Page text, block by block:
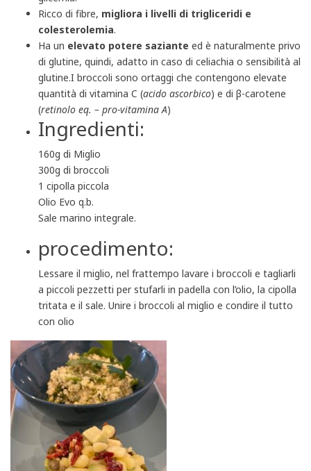
Ricco di fibre, migliora i livelli di trigliceridi e
colesterolemia.
Ha un elevato potere saziante ed è naturalmente privo
di glutine, quindi, adatto in caso di celiachia o sensibilità al
glutine.I broccoli sono ortaggi che contengono elevate
quantità di vitamina C (acido ascorbico) e di β-carotene
(retinolo eq. – pro-vitamina A)
Ingredienti:
160g di Miglio
300g di broccoli
1 cipolla piccola
Olio Evo q.b.
Sale marino integrale.
procedimento:
Lessare il miglio, nel frattempo lavare i broccoli e tagliarli
a piccoli pezzetti per stufarli in padella con l’olio, la cipolla
tritata e il sale. Unire i broccoli al miglio e condire il tutto
con olio